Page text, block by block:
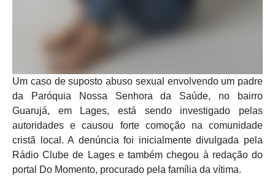
Um caso de suposto abuso sexual envolvendo um padre
da Paróquia Nossa Senhora da Saúde, no bairro
Guarujá, em Lages, está sendo investigado pelas
autoridades e causou forte comoção na comunidade
cristã local. A denúncia foi inicialmente divulgada pela
Rádio Clube de Lages e também chegou à redação do
portal Do Momento, procurado pela família da vítima.